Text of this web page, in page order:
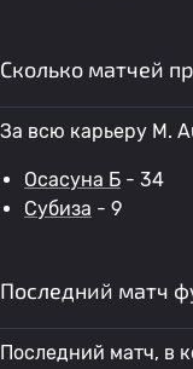
Сколько матчей
За всю карьеру M.
Осасуна Б - 34
Субиза - 9
Последний матч
Последний матч, в